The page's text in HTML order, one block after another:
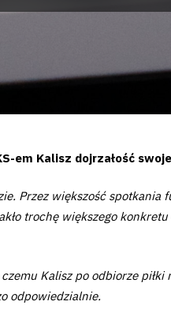
em Kalisz dojrzałość
Przez większość
trochę większego
Kalisz po odbiorze piłki
odpowiedzialnie.